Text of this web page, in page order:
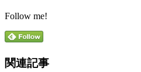
Follow me!
関連記事